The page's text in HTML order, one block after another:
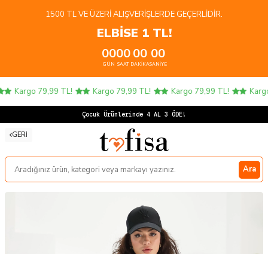
1500 TL VE ÜZERI ALIŞVERIŞLERDE GEÇERLIDIR.
ELBİSE 1 TL!
00
GÜN
00
SAAT
00
DAKIKA
00
SANIYE
Kargo 79,99 TL! Kargo 79,99 TL! Kargo 79,99 TL! Kargo
Çocuk Ürünlerinde 4 AL 3 ÖDE!
GERI
Ara